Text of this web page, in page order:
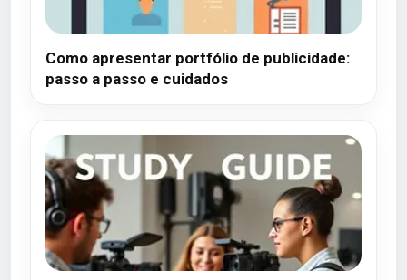
Como apresentar portfólio de publicidade:
passo a passo e cuidados